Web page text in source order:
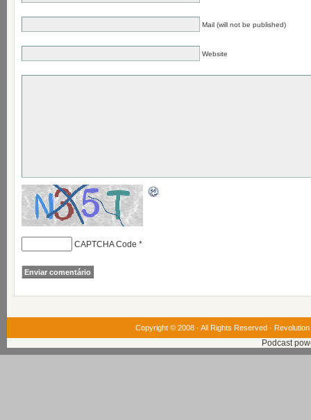
Mail (will not be published)
Website
CAPTCHA Code *
Copyright © 2008 · All Rights Reserved ·
Podcast